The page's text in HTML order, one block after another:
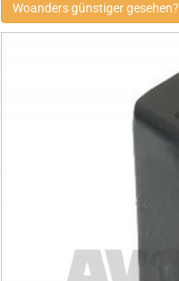
Woanders günstiger gesehen?